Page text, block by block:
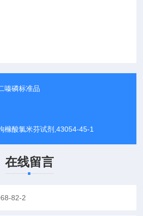
嗪磷标准品
橼酸氯米芬试剂,43054-45-1
在线留言